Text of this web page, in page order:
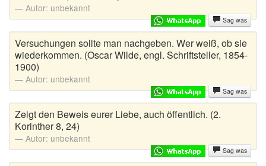
Autor: unbekannt
Sag was
Versuchungen sollte man nachgeben. Wer weiß, ob sie
wiederkommen. (Oscar Wilde, engl. Schriftsteller, 1854-
1900)
Autor: unbekannt
Sag was
Zeigt den Beweis eurer Liebe, auch öffentlich. (2.
Korinther 8, 24)
Autor: unbekannt
Sag was